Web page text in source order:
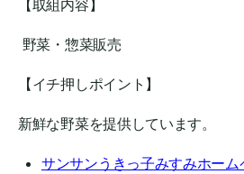
【取組内容】
野菜・惣菜販売
【イチ押しポイント】
新鮮な野菜を提供しています。
サンサンうきっ子みすみホー